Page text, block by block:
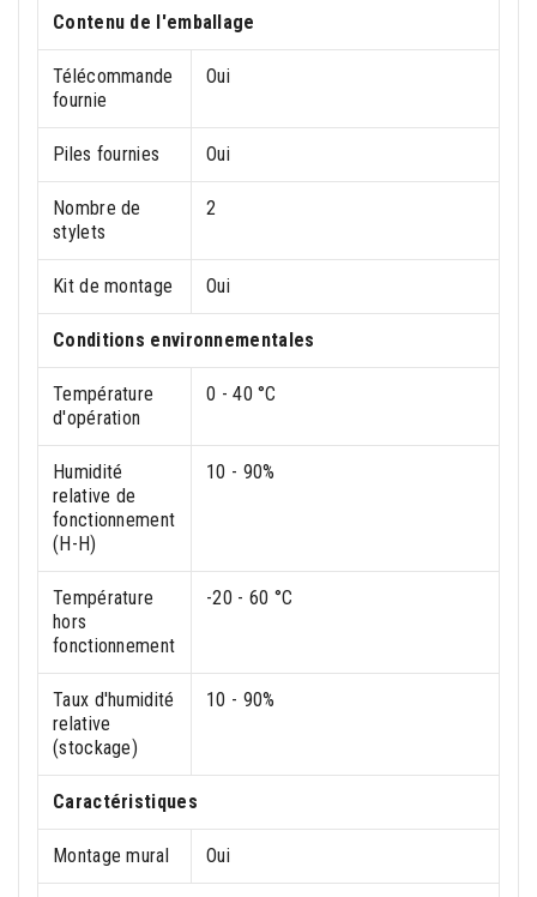
Contenu de l'emballage
Télécommande
fournie
Oui
Piles fournies Oui
Nombre de
stylets
2
Kit de montage Oui
Conditions environnementales
Température
d'opération
0 - 40 °C
Humidité
relative de
fonctionnement
(H-H)
10 - 90%
Température
hors
fonctionnement
-20 - 60 °C
Taux d'humidité
relative
(stockage)
10 - 90%
Caractéristiques
Montage mural Oui